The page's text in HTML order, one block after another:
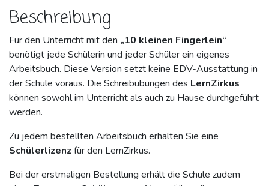
Beschreibung
Für den Unterricht mit den „10 kleinen Fingerlein“
benötigt jede Schülerin und jeder Schüler ein eigenes
Arbeitsbuch. Diese Version setzt keine EDV-Ausstattung in
der Schule voraus. Die Schreibübungen des LernZirkus
können sowohl im Unterricht als auch zu Hause durchgeführt
werden.
Zu jedem bestellten Arbeitsbuch erhalten Sie eine
Schülerlizenzfür den LernZirkus.
Bei der erstmaligen Bestellung erhält die Schule zudem